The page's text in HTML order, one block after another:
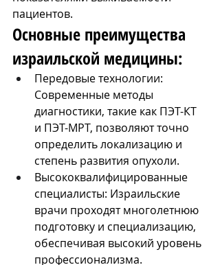
пациентов​.
Основные преимущества
израильской медицины:
Передовые технологии:
Современные методы
диагностики, такие как ПЭТ-КТ
и ПЭТ-МРТ, позволяют точно
определить локализацию и
степень развития опухоли.
Высококвалифицированные
специалисты: Израильские
врачи проходят многолетнюю
подготовку и специализацию,
обеспечивая высокий уровень
профессионализма.